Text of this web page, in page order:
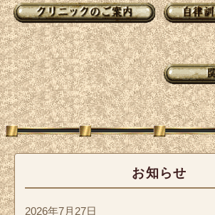
お知らせ
2026年7月27日